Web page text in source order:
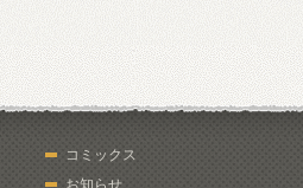
コミックス
お知らせ